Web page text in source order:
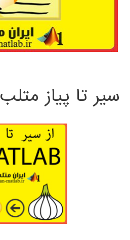
سیر تا پیاز متلب MATLAB